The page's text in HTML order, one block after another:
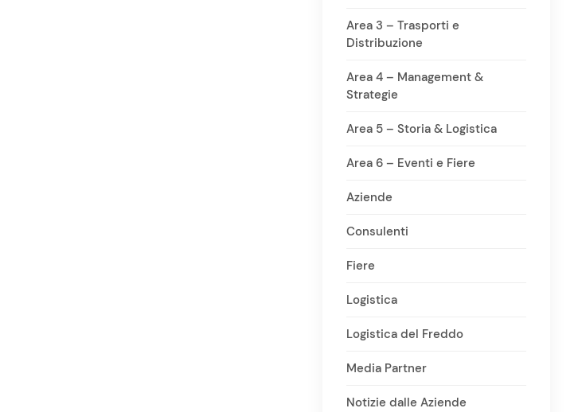
Area 3 – Trasporti e
Distribuzione
Area 4 – Management &
Strategie
Area 5 – Storia & Logistica
Area 6 – Eventi e Fiere
Aziende
Consulenti
Fiere
Logistica
Logistica del Freddo
Media Partner
Notizie dalle Aziende